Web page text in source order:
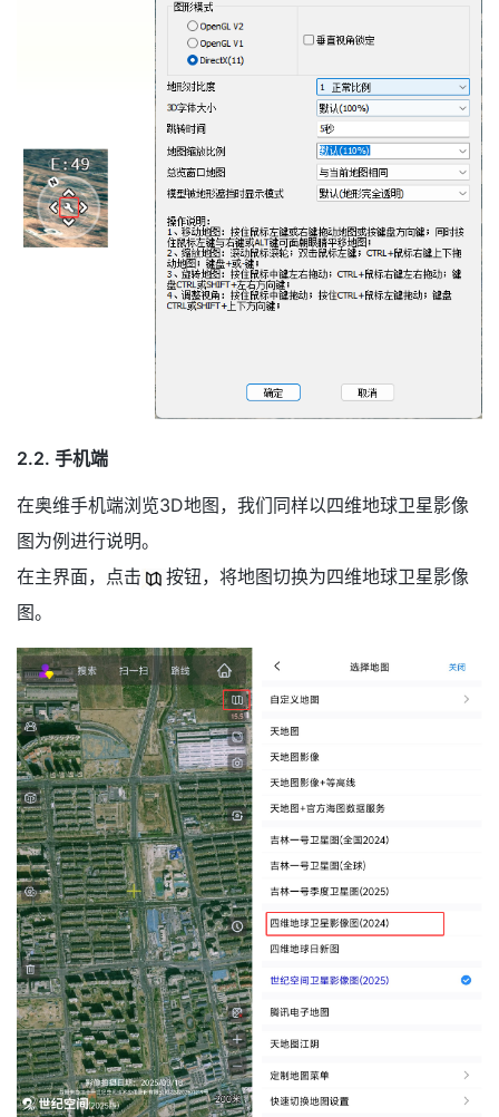
2.2. 手机端
在奥维手机端浏览3D地图，我们同样以四维地球卫星影像
图为例进行说明。
在主界面，点击
按钮，将地图切换为四维地球卫星影像
图。